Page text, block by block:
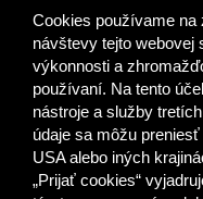
Cookies používame na
návštevy tejto webovej
výkonnosti a
používaní. Na tento
nástroje a služby
údaje sa môžu
USA alebo iných
„Prijať cookies“
SPOLUPRACUJEME
Podporujeme
Naše projekty
Spolupracujeme
Pošlite nám správu